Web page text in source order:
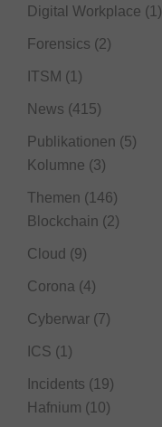
Digital Workplace (1)
Forensics (2)
ITSM (1)
News (415)
Publikationen (5)
Kolumne (3)
Themen (146)
Blockchain (2)
Cloud (9)
Corona (4)
Cyberwar (7)
ICS (1)
Incidents (19)
Hafnium (10)